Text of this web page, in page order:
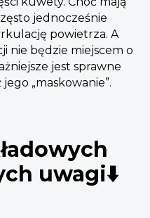
jednocześnie
powietrza. A
nie będzie miejscem o
jest sprawne
„maskowanie”.
uwagi⬇️